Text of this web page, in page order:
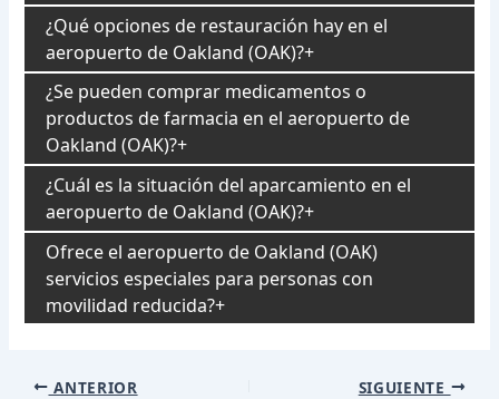
¿Qué opciones de restauración hay en el
aeropuerto de Oakland (OAK)?
¿Se pueden comprar medicamentos o
productos de farmacia en el aeropuerto de
Oakland (OAK)?
¿Cuál es la situación del aparcamiento en el
aeropuerto de Oakland (OAK)?
Ofrece el aeropuerto de Oakland (OAK)
servicios especiales para personas con
movilidad reducida?
Navegación
ANTERIOR SIGUIENTE